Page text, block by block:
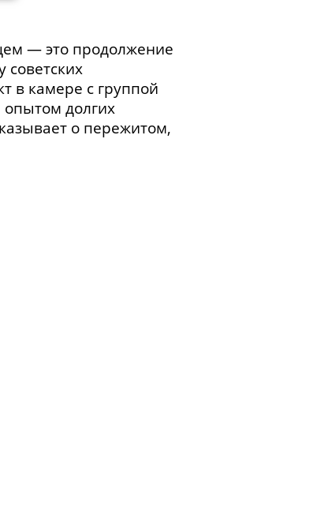
— это продолжение
в камере с группой
долгих
о пережитом,
библиотеки
Пересылка.